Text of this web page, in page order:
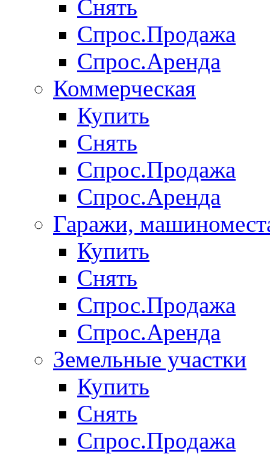
Снять
Спрос.Продажа
Спрос.Аренда
Коммерческая
Купить
Снять
Спрос.Продажа
Спрос.Аренда
Гаражи,
Купить
Снять
Спрос.Продажа
Спрос.Аренда
Земельные участки
Купить
Снять
Спрос.Продажа